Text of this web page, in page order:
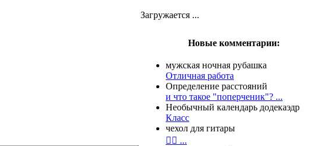
Загружается ...
Новые комментарии:
мужская ночная рубашка
Отличная работа
Определение расстояний
и что такое "поперченик"? ...
Необычный календарь додекаэдр
Класс
чехол для гитары
👍🏻 ...